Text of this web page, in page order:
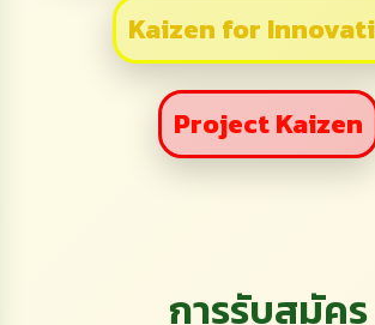
Kaizen for
Project Kaizen
การรับสมัคร